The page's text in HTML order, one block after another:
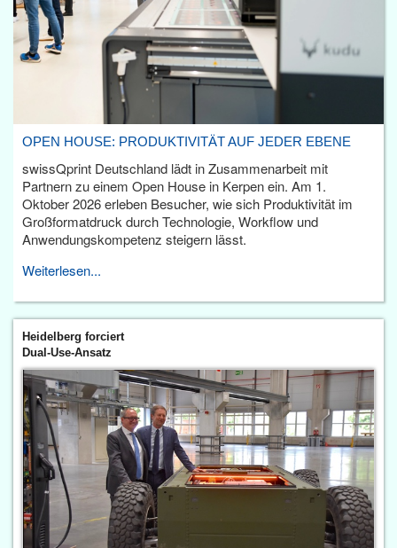
OPEN HOUSE: PRODUKTIVITÄT AUF JEDER EBENE
swissQprint Deutschland lädt in Zusammenarbeit mit
Partnern zu einem Open House in Kerpen ein. Am 1.
Oktober 2026 erleben Besucher, wie sich Produktivität im
Großformatdruck durch Technologie, Workflow und
Anwendungskompetenz steigern lässt.
Weiterlesen...
Heidelberg forciert
Dual-Use-Ansatz